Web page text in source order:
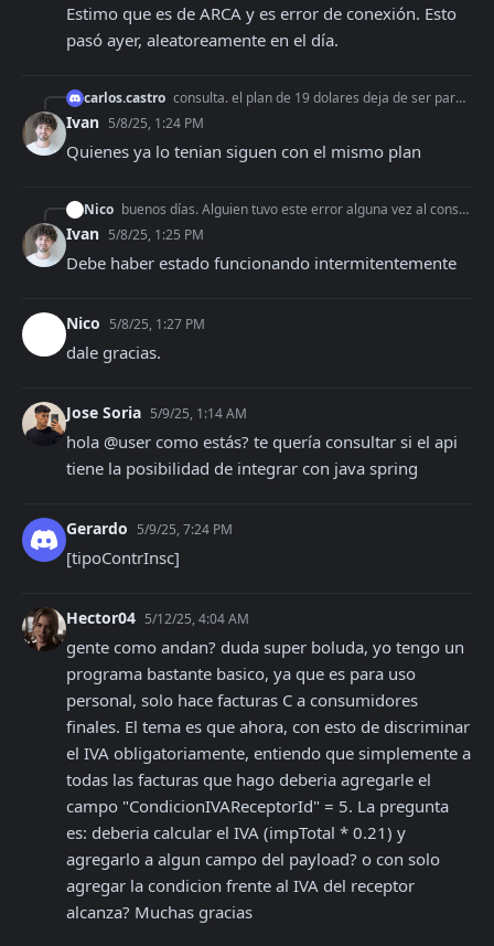
Estimo que es de ARCA y es error de conexión. Esto
pasó ayer, aleatoreamente en el día.
carlos.castro consulta. el plan de 19 dolares deja de ser para cuit ilimitados?
Ivan 5/8/25, 1:24 PM
Quienes ya lo tenian siguen con el mismo plan
Nico buenos días. Alguien tuvo este error alguna vez al consultar el padron? read ECONNRESET? Estimo que es de ARCA y es error de conexión. Esto pasó ayer, aleatorea
Ivan 5/8/25, 1:25 PM
Debe haber estado funcionando intermitentemente
Nico 5/8/25, 1:27 PM
dale gracias.
Jose Soria 5/9/25, 1:14 AM
hola @user como estás? te quería consultar si el api
tiene la posibilidad de integrar con java spring
Gerardo 5/9/25, 7:24 PM
[tipoContrInsc]
Hector04 5/12/25, 4:04 AM
gente como andan? duda super boluda, yo tengo un
programa bastante basico, ya que es para uso
personal, solo hace facturas C a consumidores
finales. El tema es que ahora, con esto de discriminar
el IVA obligatoriamente, entiendo que simplemente a
todas las facturas que hago deberia agregarle el
campo "CondicionIVAReceptorId" = 5. La pregunta
es: deberia calcular el IVA (impTotal * 0.21) y
agregarlo a algun campo del payload? o con solo
agregar la condicion frente al IVA del receptor
alcanza? Muchas gracias